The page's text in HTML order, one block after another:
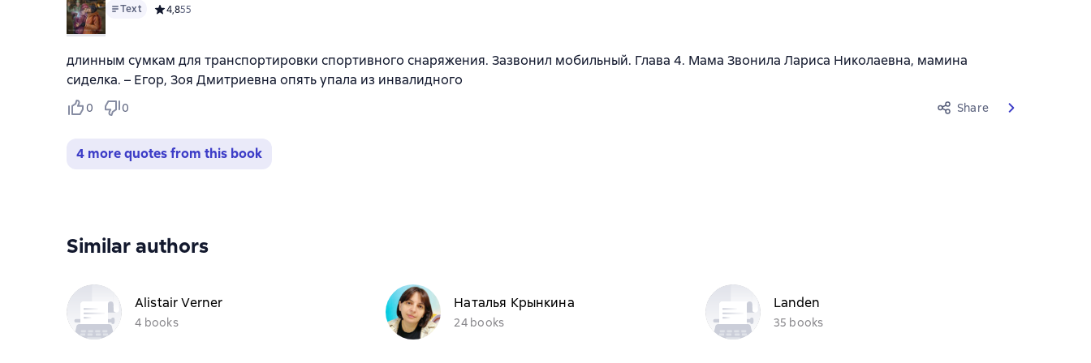
Text Средний рейтинг 4,8 на основе 55 оценок
4,855
длинным сумкам для транспортировки спортивного снаряжения. Зазвонил мобильный. Глава 4. Мама Звонила Лариса Николаевна, мамина
сиделка. – Егор, Зоя Дмитриевна опять упала из инвалидного
0 0 Share
4 more quotes from this book
Similar authors
Alistair Verner
4 books
Наталья Крынкина
24 books
Landen
35 books